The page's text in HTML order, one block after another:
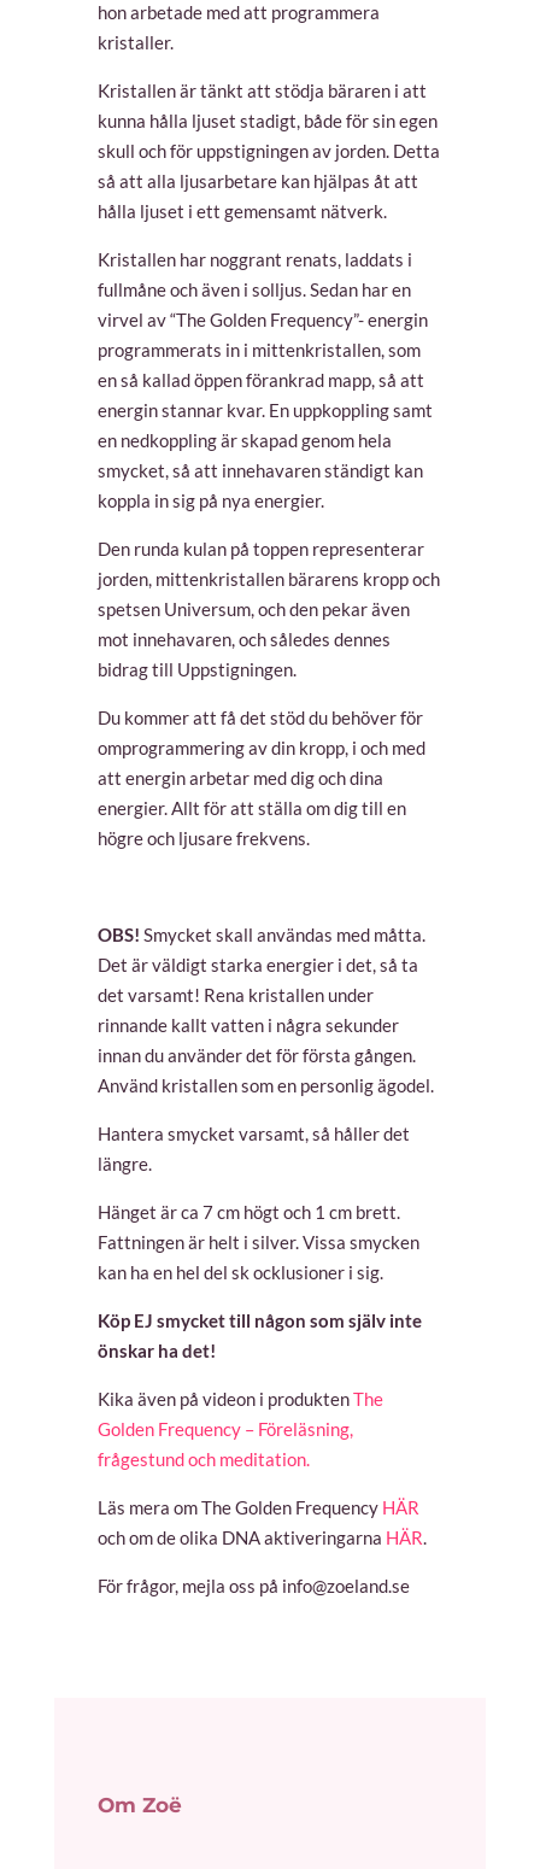
hon arbetade med att programmera
kristaller.
Kristallen är tänkt att stödja bäraren i att
kunna hålla ljuset stadigt, både för sin egen
skull och för uppstigningen av jorden. Detta
så att alla ljusarbetare kan hjälpas åt att
hålla ljuset i ett gemensamt nätverk.
Kristallen har noggrant renats, laddats i
fullmåne och även i solljus. Sedan har en
virvel av “The Golden Frequency”- energin
programmerats in i mittenkristallen, som
en så kallad öppen förankrad mapp, så att
energin stannar kvar. En uppkoppling samt
en nedkoppling är skapad genom hela
smycket, så att innehavaren ständigt kan
koppla in sig på nya energier.
Den runda kulan på toppen representerar
jorden, mittenkristallen bärarens kropp och
spetsen Universum, och den pekar även
mot innehavaren, och således dennes
bidrag till Uppstigningen.
Du kommer att få det stöd du behöver för
omprogrammering av din kropp, i och med
att energin arbetar med dig och dina
energier. Allt för att ställa om dig till en
högre och ljusare frekvens.
OBS! Smycket skall användas med måtta.
Det är väldigt starka energier i det, så ta
det varsamt! Rena kristallen under
rinnande kallt vatten i några sekunder
innan du använder det för första gången.
Använd kristallen som en personlig ägodel.
Hantera smycket varsamt, så håller det
längre.
Hänget är ca 7 cm högt och 1 cm brett.
Fattningen är helt i silver. Vissa smycken
kan ha en hel del sk ocklusioner i sig.
Köp EJ smycket till någon som själv inte
önskar ha det!
Kika även på videon i produktenThe
Golden Frequency – Föreläsning,
frågestund och meditation.
Läs mera om The Golden Frequency HÄR
och om de olika DNA aktiveringarna HÄR.
För frågor, mejla oss på info@zoeland.se
Om Zoë